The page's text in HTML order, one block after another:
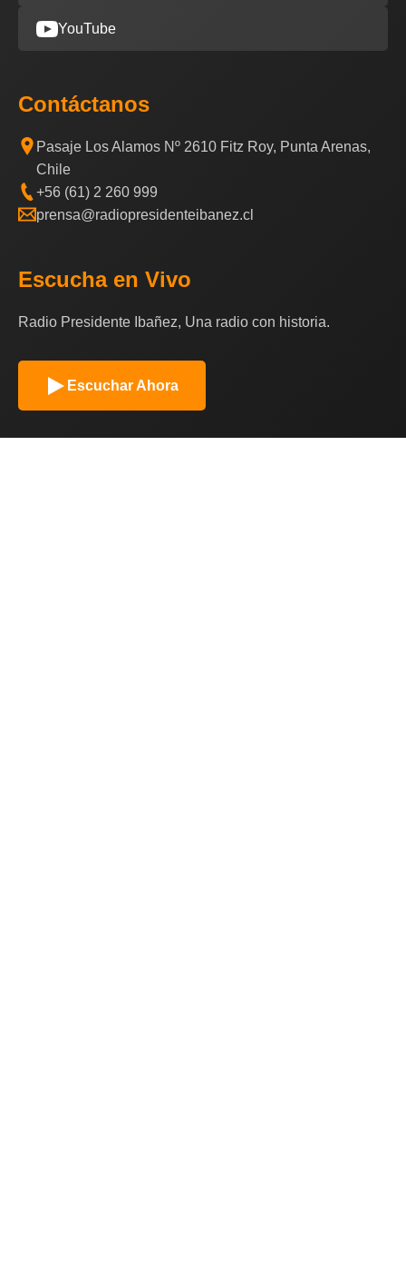
YouTube
Contáctanos
Pasaje Los Alamos Nº 2610 Fitz Roy, Punta Arenas,
Chile
+56 (61) 2 260 999
prensa@radiopresidenteibanez.cl
Escucha en Vivo
Radio Presidente Ibañez, Una radio con historia.
Escuchar Ahora